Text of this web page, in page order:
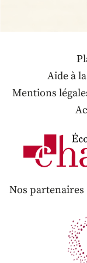
Aide à
Mentions
Nos partenaires